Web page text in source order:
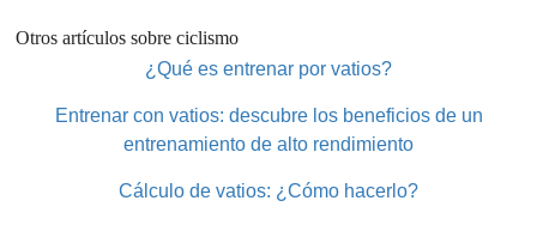
Otros artículos sobre ciclismo
¿Qué es entrenar por vatios?
Entrenar con vatios: descubre los beneficios de un
entrenamiento de alto rendimiento
Cálculo de vatios: ¿Cómo hacerlo?